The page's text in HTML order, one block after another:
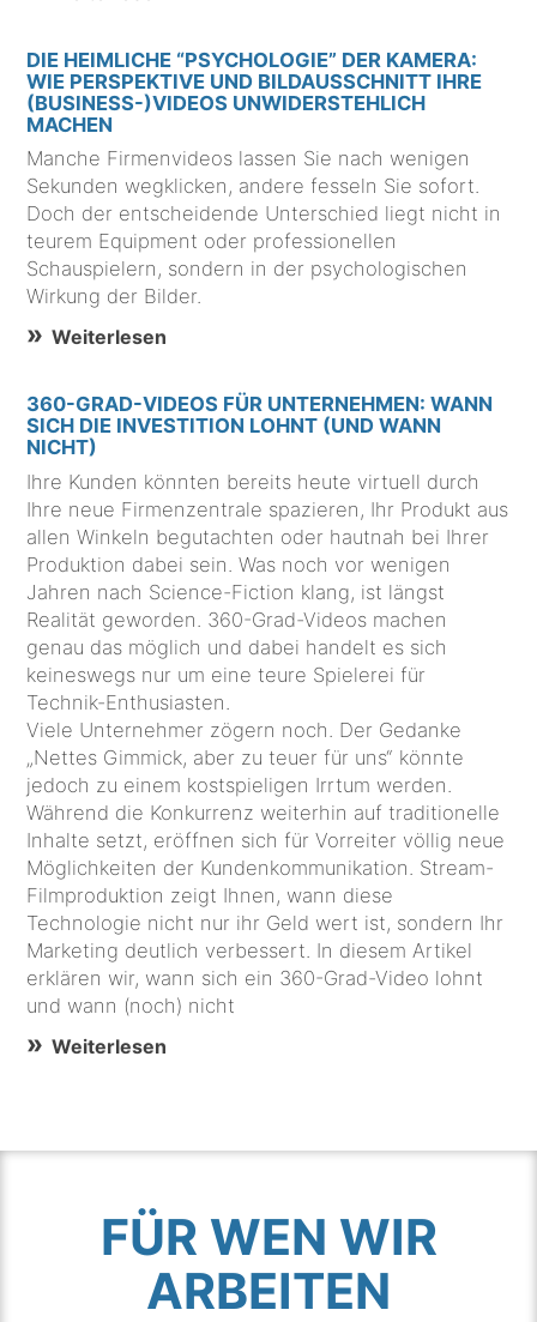
DIE HEIMLICHE “PSYCHOLOGIE” DER KAMERA:
WIE PERSPEKTIVE UND BILDAUSSCHNITT IHRE
(BUSINESS-)VIDEOS UNWIDERSTEHLICH
MACHEN
Manche Firmenvideos lassen Sie nach wenigen
Sekunden wegklicken, andere fesseln Sie sofort.
Doch der entscheidende Unterschied liegt nicht in
teurem Equipment oder professionellen
Schauspielern, sondern in der psychologischen
Wirkung der Bilder.
Weiterlesen
360-GRAD-VIDEOS FÜR UNTERNEHMEN: WANN
SICH DIE INVESTITION LOHNT (UND WANN
NICHT)
Ihre Kunden könnten bereits heute virtuell durch
Ihre neue Firmenzentrale spazieren, Ihr Produkt aus
allen Winkeln begutachten oder hautnah bei Ihrer
Produktion dabei sein. Was noch vor wenigen
Jahren nach Science-Fiction klang, ist längst
Realität geworden. 360-Grad-Videos machen
genau das möglich und dabei handelt es sich
keineswegs nur um eine teure Spielerei für
Technik-Enthusiasten.
Viele Unternehmer zögern noch. Der Gedanke
„Nettes Gimmick, aber zu teuer für uns“ könnte
jedoch zu einem kostspieligen Irrtum werden.
Während die Konkurrenz weiterhin auf traditionelle
Inhalte setzt, eröffnen sich für Vorreiter völlig neue
Möglichkeiten der Kundenkommunikation. Stream-
Filmproduktion zeigt Ihnen, wann diese
Technologie nicht nur ihr Geld wert ist, sondern Ihr
Marketing deutlich verbessert. In diesem Artikel
erklären wir, wann sich ein 360-Grad-Video lohnt
und wann (noch) nicht
Weiterlesen
FÜR WEN WIR
ARBEITEN